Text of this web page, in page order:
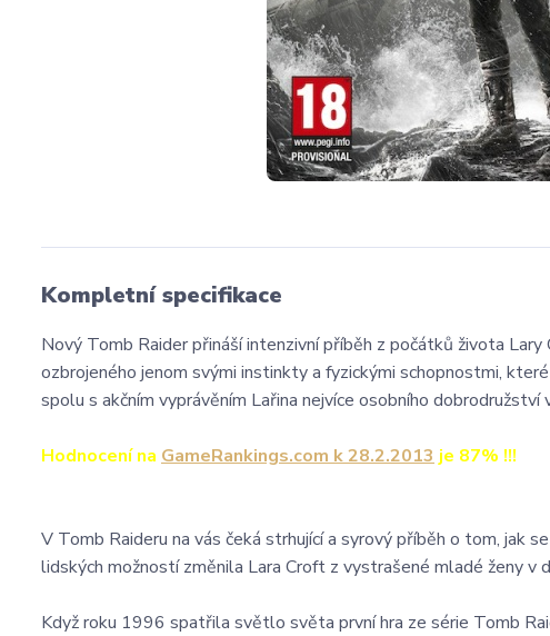
Kompletní specifikace
Nový Tomb Raider přináší intenzivní příběh z počátků života
ozbrojeného jenom svými instinkty a fyzickými schopnostmi,
spolu s akčním vyprávěním Lařina nejvíce osobního dobrodružství
Hodnocení na GameRankings.com k 28.2.2013 je 87% !!!
V Tomb Raideru na vás čeká strhující a syrový příběh o tom, jak
lidských možností změnila Lara Croft z vystrašené mladé ženy v
Když roku 1996 spatřila světlo světa první hra ze série Tomb